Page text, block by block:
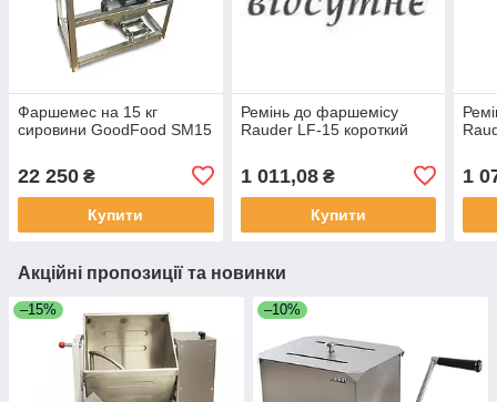
Фаршемес на 15 кг
сировини GoodFood SM15
22 250 ₴
Купити
Ремінь до фаршемісу
Rauder LF-15 короткий
1 011,08₴
Купити
1
Акційні пропозиції та новинки
–15% –10%